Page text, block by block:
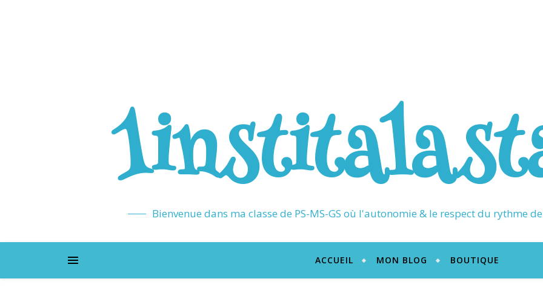
Bienvenue dans ma classe de PS-MS-GS où l'autonomie & le respect du rythme
ACCUEIL MON BLOG BOUTIQUE